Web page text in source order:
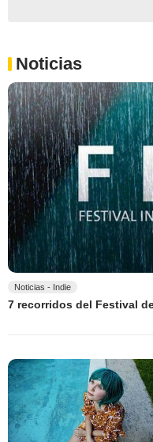
Noticias
Noticias - Indie
7 recorridos del Festival